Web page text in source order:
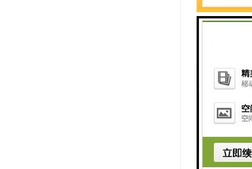
的宣传
服务
输入想
真正实
服务评
服务
屏功能